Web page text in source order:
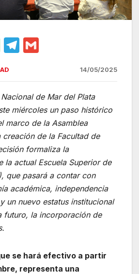
W
at
s
A
p
p
T
e
gr
a
m
ail
14/05/2025
de Mar del Plata
miércoles un paso histórico
marco de la Asamblea
creación de la Facultad de
formaliza la
la actual Escuela Superior de
que pasará a contar con
académica, independencia
un nuevo estatus institucional
futuro, la incorporación de
se hará efectivo a partir
representa una